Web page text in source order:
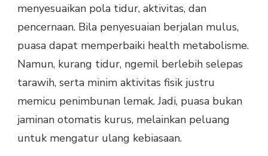
menyesuaikan pola tidur, aktivitas, dan
pencernaan. Bila penyesuaian berjalan mulus,
puasa dapat memperbaiki health metabolisme.
Namun, kurang tidur, ngemil berlebih selepas
tarawih, serta minim aktivitas fisik justru
memicu penimbunan lemak. Jadi, puasa bukan
jaminan otomatis kurus, melainkan peluang
untuk mengatur ulang kebiasaan.